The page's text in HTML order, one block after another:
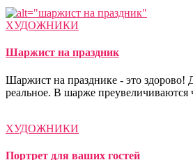
ХУДОЖНИКИ
Шаржист на праздник
Шаржист на празднике - это здорово!
реальное. В шарже
ХУДОЖНИКИ
Портрет для ваших гостей